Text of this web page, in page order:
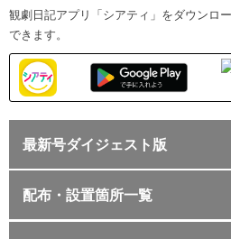
観劇日記アプリ「シアティ」をダウンロ
できます。
最新号ダイジェスト版
配布・設置箇所一覧